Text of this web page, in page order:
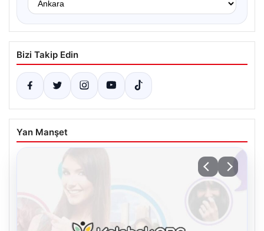
Bizi Takip Edin
Yan Manşet